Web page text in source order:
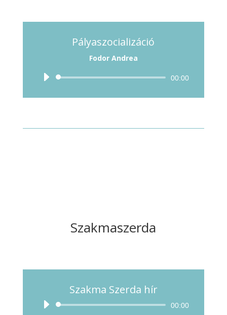
Pályaszocializáció
Fodor Andrea
Audió
00:00
Szakmaszerda
Szakma Szerda hír
Audió
00:00